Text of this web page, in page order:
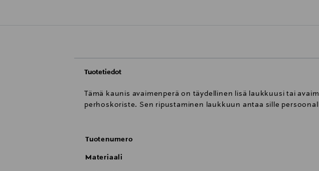
Tuotetiedot
Tämä kaunis avaimenperä on täydellinen lisä laukkuusi tai
perhoskoriste. Sen ripustaminen laukkuun antaa sille
Tuotenumero
Materiaali